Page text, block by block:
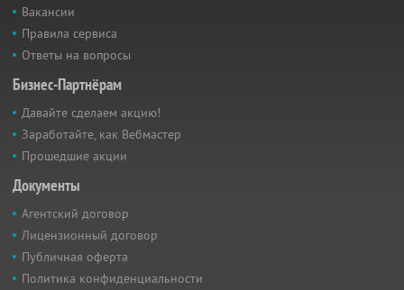
Вакансии
Правила сервиса
Ответы на вопросы
Бизнес-Партнёрам
Давайте сделаем акцию!
Заработайте, как Вебмастер
Прошедшие акции
Документы
Агентский договор
Лицензионный договор
Публичная оферта
Политика конфиденциальности